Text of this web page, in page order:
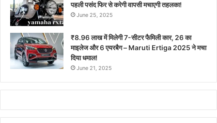
पहली पसंद फिर से करेगी वापसी मचाएगी तहलका!
June 25, 2025
₹8.96 लाख में मिलेगी 7-सीटर फैमिली कार, 26 का
माइलेज और 6 एयरबैग – Maruti Ertiga 2025 ने मचा
दिया धमाल!
June 21, 2025